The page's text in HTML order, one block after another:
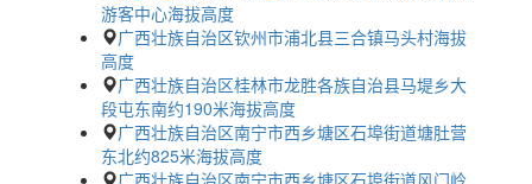
游客中心海拔高度
广西壮族自治区钦州市浦北县三合镇马头村海拔
高度
广西壮族自治区桂林市龙胜各族自治县马堤乡大
段屯东南约190米海拔高度
广西壮族自治区南宁市西乡塘区石埠街道塘肚营
东北约825米海拔高度
广西壮族自治区南宁市西乡塘区石埠街道风门岭